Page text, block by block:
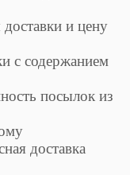
и цену
с содержанием
посылок из
доставка